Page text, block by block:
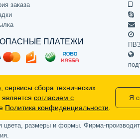
заказа
ПЛАТЕЖИ
положениями Статьи 437
размеры и формы. Фирма-
, сервисы сбора технических
согласием с
Политика конфиденциальности
Я